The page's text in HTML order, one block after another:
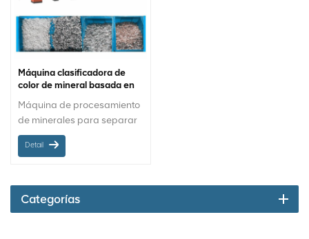
Máquina clasificadora de
color de mineral basada en
Máquina de procesamiento
de minerales para separar
partículas por diferencia de
color Máquina clasificadora
Detail
Categorías